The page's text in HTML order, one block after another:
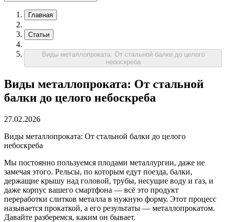
Главная
Статьи
Виды металлопроката: От стальной балки до целого
небоскреба
Виды металлопроката: От стальной
балки до целого небоскреба
27.02.2026
Виды металлопроката: От стальной балки до целого
небоскреба
Мы постоянно пользуемся плодами металлургии, даже не
замечая этого. Рельсы, по которым едут поезда, балки,
держащие крышу над головой, трубы, несущие воду и газ, и
даже корпус вашего смартфона — всё это продукт
переработки слитков металла в нужную форму. Этот процесс
называется прокаткой, а его результаты — металлопрокатом.
Давайте разберемся, каким он бывает.